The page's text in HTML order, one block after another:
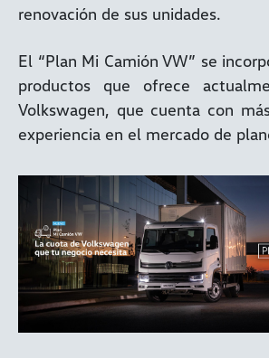
renovación de sus unidades.
El “Plan Mi Camión VW” se
productos que ofrece
Volkswagen, que cuenta con
experiencia en el mercado de